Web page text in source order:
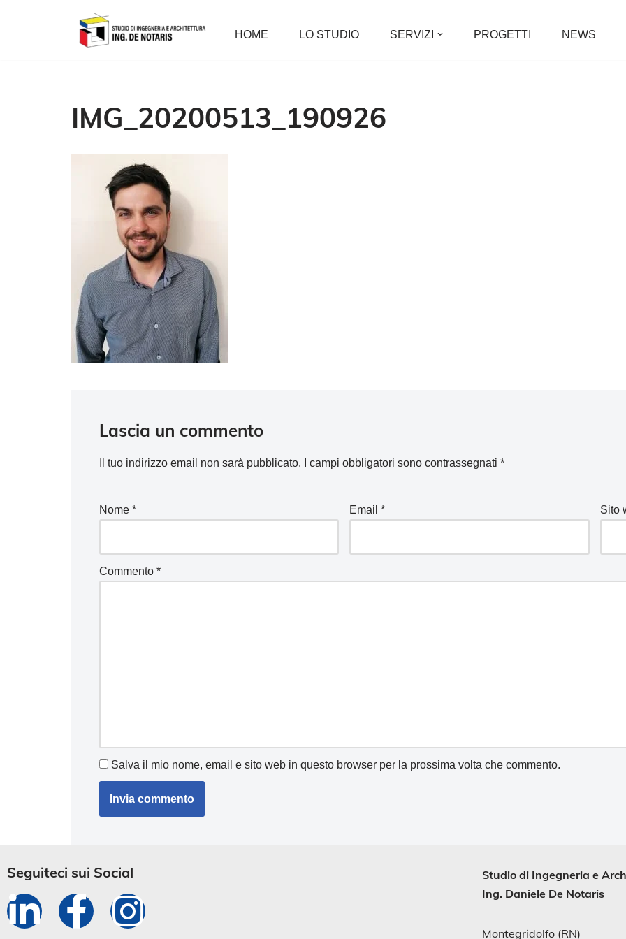
HOME LO STUDIO SERVIZI PROGETTI NEWS
IMG_20200513_190926
Lascia un commento
Il tuo indirizzo email non sarà pubblicato. I campi obbligatori sono contrassegnati *
Nome * Email* Sito
Commento *
Salva il mio nome, email e sito web in questo browser per la prossima volta che commento.
Seguiteci sui Social​ Studio di Ingegneria e
Ing. Daniele De Notaris
Montegridolfo (RN)